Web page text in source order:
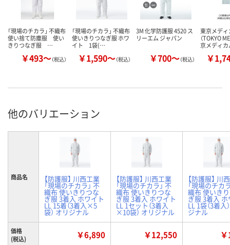
「現場のチカラ」 不織布
使い捨て防塵服 使い
きりつなぎ服 …
￥493～（税込）
「現場のチカラ」 不織布
使いきりつなぎ服 ホワ
イト 1袋(…
￥1,590～（税込）
3M 化学防護服 4520 ス
リーエム ジャパン
￥700～（税込）
東京メディ
（TOKYO
京メディ
￥
他のバリエーション
商品名 【防護服】 川西工業
「現場のチカラ」 不
織布 使いきりつな
ぎ服 3着入 ホワイト
LL 15着（3着入×5
袋） オリジナル
【防護服】 川西工業
「現場のチカラ」 不
織布 使いきりつな
ぎ服 3着入 ホワイト
LL 1セット（3着入
×10袋） オリジナル
【防護服】 川
「現場のチカ
織布 使いき
ぎ服 3着入
LL 1袋（3着入
ジナル
価格
(税込)
￥6,890 ￥12,550